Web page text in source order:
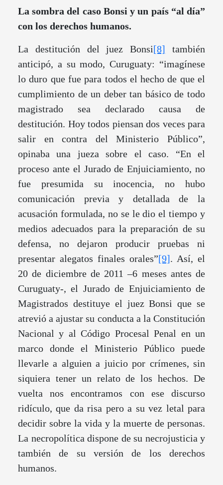
La sombra del caso Bonsi y un país “al día”
con los derechos humanos.
La destitución del juez Bonsi[8] también
anticipó, a su modo, Curuguaty: “imagínese
lo duro que fue para todos el hecho de que el
cumplimiento de un deber tan básico de todo
magistrado sea declarado causa de
destitución. Hoy todos piensan dos veces para
salir en contra del Ministerio Público”,
opinaba una jueza sobre el caso. “En el
proceso ante el Jurado de Enjuiciamiento, no
fue presumida su inocencia, no hubo
comunicación previa y detallada de la
acusación formulada, no se le dio el tiempo y
medios adecuados para la preparación de su
defensa, no dejaron producir pruebas ni
presentar alegatos finales orales”[9]. Así, el
20 de diciembre de 2011 –6 meses antes de
Curuguaty-, el Jurado de Enjuiciamiento de
Magistrados destituye el juez Bonsi que se
atrevió a ajustar su conducta a la Constitución
Nacional y al Código Procesal Penal en un
marco donde el Ministerio Público puede
llevarle a alguien a juicio por crímenes, sin
siquiera tener un relato de los hechos. De
vuelta nos encontramos con ese discurso
ridículo, que da risa pero a su vez letal para
decidir sobre la vida y la muerte de personas.
La necropolítica dispone de su necrojusticia y
también de su versión de los derechos
humanos.